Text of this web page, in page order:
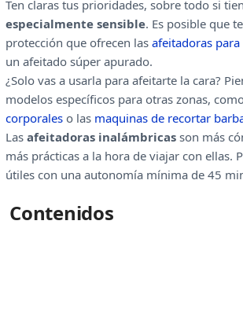
Ten claras tus prioridades, sobre todo si
especialmente sensible. Es posible que
protección que ofrecen las afeitadoras
un afeitado súper apurado.
¿Solo vas a usarla para afeitarte la cara?
modelos específicos para otras zonas,
corporales o las maquinas de recortar
Las afeitadoras inalámbricas son más
más prácticas a la hora de viajar con ellas.
útiles con una autonomía mínima de 45
Contenidos